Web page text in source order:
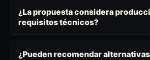
¿La propuesta considera
requisitos técnicos?
¿Pueden recomendar